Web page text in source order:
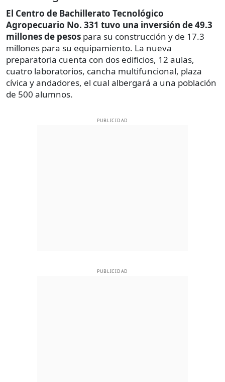
El Centro de Bachillerato Tecnológico
Agropecuario No. 331 tuvo una inversión de 49.3
millones de pesos para su construcción y de 17.3
millones para su equipamiento. La nueva
preparatoria cuenta con dos edificios, 12 aulas,
cuatro laboratorios, cancha multifuncional, plaza
cívica y andadores, el cual albergará a una población
de 500 alumnos.
PUBLICIDAD
PUBLICIDAD